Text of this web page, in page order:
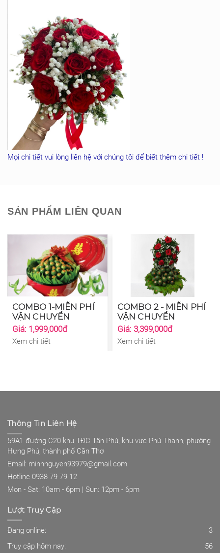
Mọi chi tiết vui lòng liên hệ với chúng tôi để biết thêm chi tiết !
SẢN PHẨM LIÊN QUAN
COMBO 1-MIỄN PHÍ
VẬN CHUYỂN
Giá: 1,999,000đ
Xem chi tiết
COMBO 2 - MIỄN PHÍ
VẬN CHUYỂN
Giá: 3,399,000đ
Xem chi tiết
Thông Tin Liên Hệ
59A1 đường C20 khu TĐC Tân Phú, khu vực Phú Thạnh, phường
Hưng Phú, thành phố Cần Thơ
Email: minhnguyen93979@gmail.com
Hotline 0938 79 79 12
Mon - Sat: 10am - 6pm | Sun: 12pm - 6pm
Lượt Truy Cập
Đang online:
3
Truy cập hôm nay:
56